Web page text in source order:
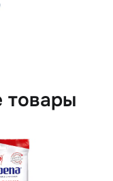
товары